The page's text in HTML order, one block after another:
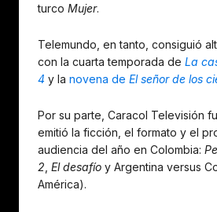
turco Mujer.
Telemundo, en tanto, consiguió
con la cuarta temporada de La
4 y la novena de El señor de los
Por su parte, Caracol Televisión
emitió la ficción, el formato y el
audiencia del año en Colombia:
2, El desafío y Argentina versus
América).